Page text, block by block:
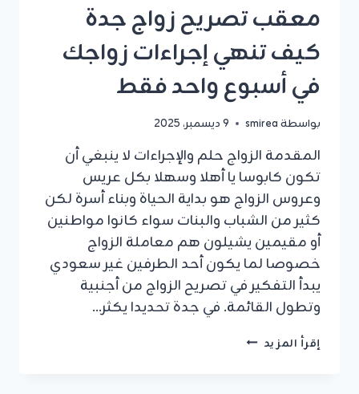
معقب تصريح زواج جدة
كيف تنهي إجراءات زواجك
في أسبوع واحد فقط
بواسطةsmirea 9 ديسمبر، 2025
المقدمة الزواج حلم والإجراءات لا ينبغي أن
تكون كابوسا يا أهلا وسهلا بكل عريس
وعروس الزواج هو بداية الحياة وبناء أسرة لكن
كثير من الشباب والبنات سواء كانوا مواطنين
أو مقيمين يشيلون هم معاملة الزواج
خصوصا لما يكون أحد الطرفين غير سعودي
يبدأ التفكير في تصريح الزواج من أجنبية
وتطول القائمة. في جدة تحديدا يكثر…
إقرأ المزيد معقب